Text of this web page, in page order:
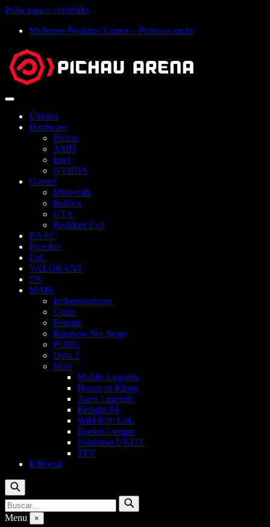
Pular para o conteúdo
Melhores Produtos Gamer – Pichau.com.br
Abrir
Últimas
Hardware
Pichau
AMD
Intel
NVIDIA
Games
Minecraft
Roblox
GTA
Resident Evil
EA FC
Free fire
LoL
VALORANT
CS
MAIS
Influenciadores
Guias
Fortnite
Rainbow Six Siege
PUBG
Dota 2
Mais
Mobile Legends
Honor of Kings
Apex Legends
Farlight 84
Wild Rift: LoL
Rocket League
Pokémon UNITE
TFT
Editorial
Buscar
Buscar
por:
Buscar
Menu ×